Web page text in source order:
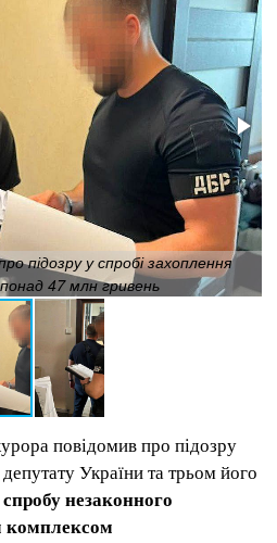
підозру у спробі захоплення
47 млн ​​гривень
повідомив про підозру
України та трьом його
спробу незаконного
комплексом